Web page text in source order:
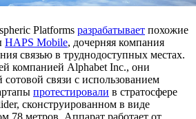
Platforms разрабатывает похожие
HAPS Mobile, дочерняя компания
связью в труднодоступных местах.
компанией Alphabet Inc., они
связи с использованием
протестировали в стратосфере
сконструированном в виде